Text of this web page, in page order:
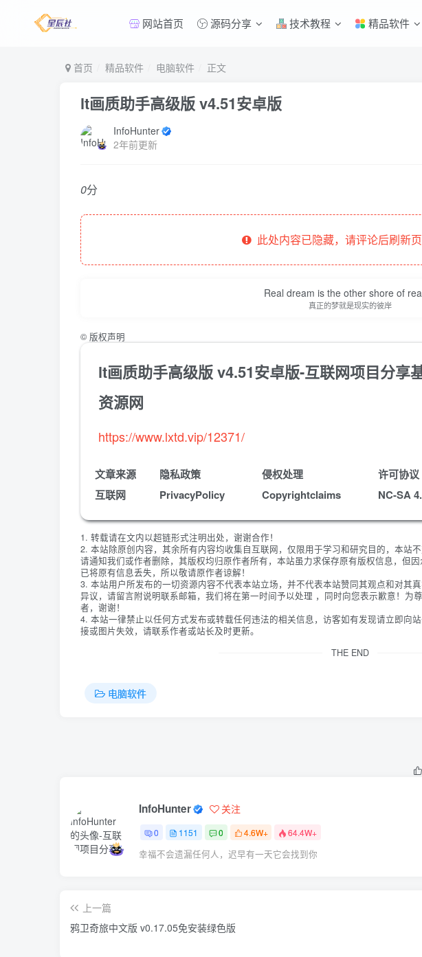
网站首页 源码分享 技术教程 精品软件
首页 精品软件 电脑软件 正文
lt画质助手高级版 v4.51安卓版
InfoHunter
2年前更新
0分
此处内容已隐藏，请评论后刷新
Real dream is the other shore of
真正的梦就是现实的彼岸
© 版权声明
lt画质助手高级版 v4.51安卓版-互联网项目分享
资源网
https://www.lxtd.vip/12371/
文章来源
互联网
隐私政策
PrivacyPolicy
侵权处理
Copyrightclaims
许可协议
NC-SA
1. 转载请在文内以超链形式注明出处，谢谢合作！
2. 本站除原创内容，其余所有内容均收集自互联网，仅限用于学习和研究目的，本站
请通知我们或作者删除，其版权均归原作者所有，本站虽力求保存原有版权信息，但
已将原有信息丢失，所以敬请原作者谅解！
3. 本站用户所发布的一切资源内容不代表本站立场，并不代表本站赞同其观点和对其
异议，请留言附说明联系邮箱，我们将在第一时间予以处理 ，同时向您表示歉意！为
者，谢谢！
4. 本站一律禁止以任何方式发布或转载任何违法的相关信息，访客如有发现请立即向
接或图片失效，请联系作者或站长及时更新。
THE END
电脑软件
InfoHunter 关注
0 1151 0 4.6W+ 64.4W+
幸福不会遗漏任何人，迟早有一天它会找到你
上一篇
鸦卫奇旅中文版 v0.17.05免安装绿色版